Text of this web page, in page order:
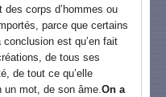
des corps d’hommes ou
parce que certains
est qu’en fait
de tous ses
de tout ce qu’elle
mot, de son âme. On a